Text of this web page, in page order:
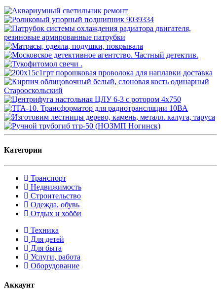
Категории
Транспорт
Недвижимость
Строительство
Одежда, обувь
Отдых и хобби
Техника
Для детей
Для быта
Услуги, работа
Оборудование
Аккаунт